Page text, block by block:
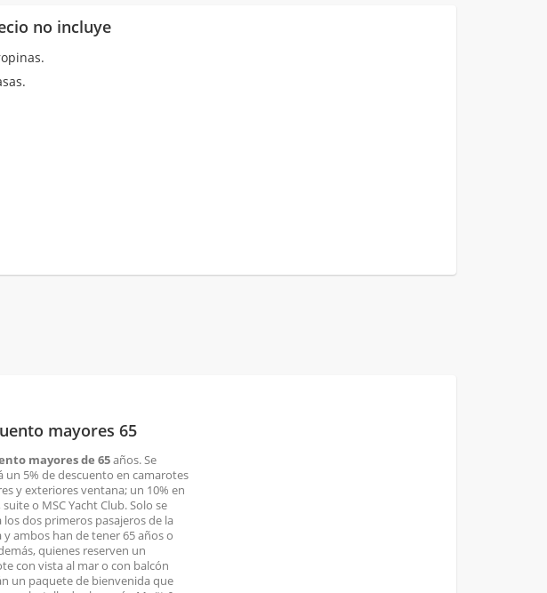
no incluye
mayores 65
mayores de 65años. Se
un 5% de descuento en camarotes
y exteriores ventana; un 10% en
o MSC Yacht Club. Solo se
los dos primeros pasajeros de la
y ambos han de tener 65 años o
quienes reserven un
con vista al mar o con balcón
un paquete de bienvenida que